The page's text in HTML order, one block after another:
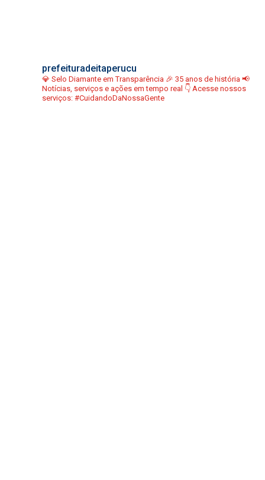
prefeituradeitaperucu
💎 Selo Diamante em Transparência 🎉 35 anos de história 📢
Notícias, serviços e ações em tempo real 👇 Acesse nossos
serviços: #CuidandoDaNossaGente